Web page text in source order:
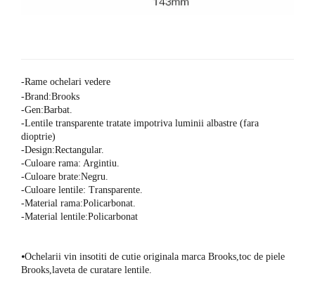
-Rame ochelari vedere
-Brand:Brooks
-Gen:Barbat.
-Lentile transparente tratate impotriva luminii albastre (fara
dioptrie)
-Design:Rectangular.
-Culoare rama: Argintiu.
-Culoare brate:Negru.
-Culoare lentile: Transparente.
-Material rama:Policarbonat.
-Material lentile:Policarbonat
⦁Ochelarii vin insotiti de cutie originala marca Brooks,toc de piele
Brooks,laveta de curatare lentile.